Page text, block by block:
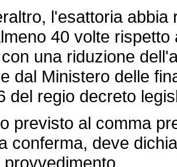
l'esattoria abbia
40 volte
una riduzione
dal Ministero delle
del regio decreto
al comma
conferma, deve